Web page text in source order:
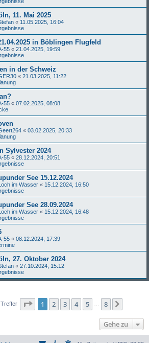
11. Mai 2025
« 11.05.2025, 16:04
in Böblingen Flugfeld
55 « 21.04.2025, 19:59
in der Schweiz
« 21.03.2025, 11:22
55 « 07.02.2025, 08:08
« 03.02.2025, 20:33
Sylvester 2024
55 « 28.12.2024, 20:51
See 15.12.2024
im Wasser « 15.12.2024, 16:50
See 28.09.2024
im Wasser « 15.12.2024, 16:48
55 « 08.12.2024, 17:39
27. Oktober 2024
« 27.10.2024, 15:12
Seite 1von
1 2 3 4 5 8
Gehe zu